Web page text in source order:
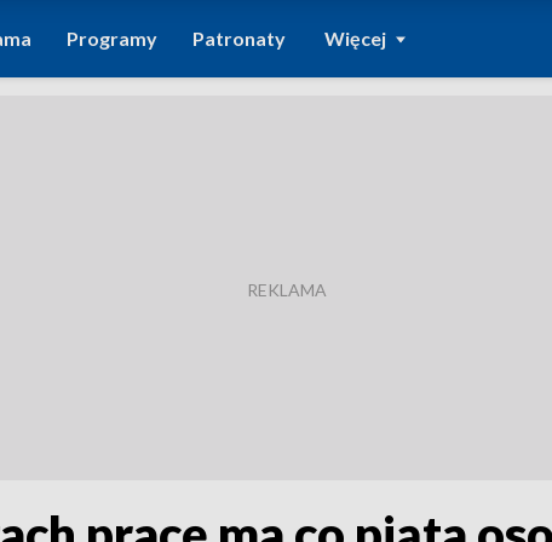
Programy Patronaty Więcej